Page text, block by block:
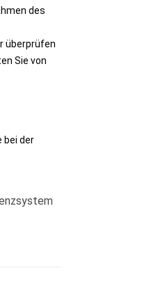
des
überprüfen
Sie von
bei der